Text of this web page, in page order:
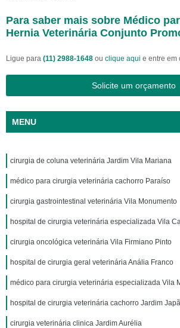
Para saber mais sobre Médico
Hernia Veterinária Conjunto
Ligue para (11) 2988-1648 ou clique aqui e entre em
Solicite um orçamento
MENU
cirurgia de coluna veterinária Jardim Vila Mariana
médico para cirurgia veterinária cachorro Paraíso
cirurgia gastrointestinal veterinária Vila Monumento
hospital de cirurgia veterinária especializada Vila
cirurgia oncológica veterinária Vila Firmiano Pinto
hospital de cirurgia geral veterinária Anália Franco
médico para cirurgia veterinária especializada Vila
hospital de cirurgia veterinária cachorro Jardim
cirurgia veterinária clinica Jardim Aurélia